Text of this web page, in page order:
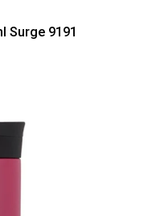
Surge 9191